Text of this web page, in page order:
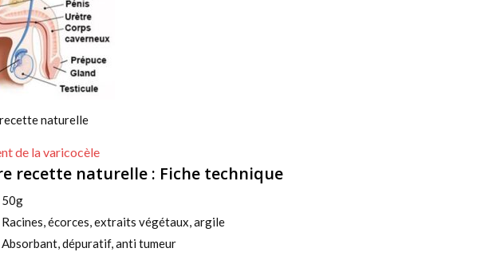
naturelle
de la varicocèle
recette naturelle : Fiche technique
50g
Racines, écorces, extraits végétaux, argile
Absorbant, dépuratif, anti tumeur